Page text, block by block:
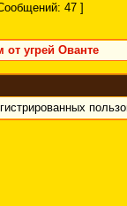
47 ]
от угрей Ованте